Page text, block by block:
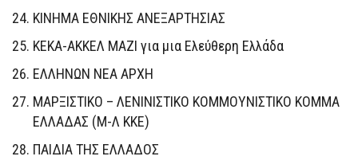
ΚΙΝΗΜΑ ΕΘΝΙΚΗΣ ΑΝΕΞΑΡΤΗΣΙΑΣ
ΚΕΚΑ-ΑΚΚΕΛ ΜΑΖΙ για μια Ελεύθερη Ελλάδα
ΕΛΛΗΝΩΝ ΝΕΑ ΑΡΧΗ
ΜΑΡΞΙΣΤΙΚΟ – ΛΕΝΙΝΙΣΤΙΚΟ ΚΟΜΜΟΥΝΙΣΤΙΚΟ ΚΟΜΜΑ
ΕΛΛΑΔΑΣ (Μ-Λ ΚΚΕ)
ΠΑΙΔΙΑ ΤΗΣ ΕΛΛΑΔΟΣ